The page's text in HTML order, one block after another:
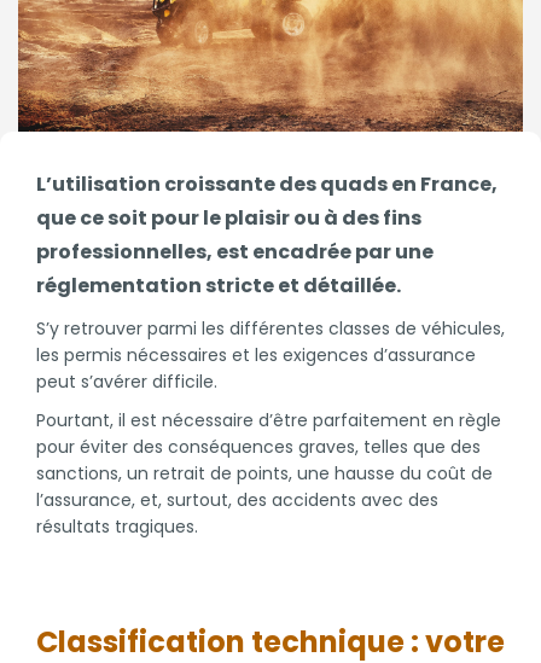
L’utilisation croissante desquadsen France,
que ce soit pour le plaisir ou à des fins
professionnelles, est encadrée par une
réglementation stricte et détaillée.
S’y retrouver parmi les différentes classes de véhicules,
les permis nécessaires et les exigences d’assurance
peut s’avérer difficile.
Pourtant, il est nécessaire d’être parfaitement en règle
pour éviter des conséquences graves, telles que des
sanctions, un retrait de points, une hausse du coût de
l’assurance, et, surtout, des accidents avec des
résultats tragiques.
Classification technique : votre